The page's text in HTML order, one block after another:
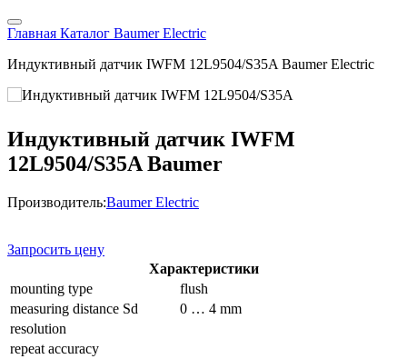
Главная Каталог Baumer Electric
Индуктивный датчик IWFM 12L9504/S35A Baumer Electric
Индуктивный датчик IWFM
12L9504/S35A Baumer
Производитель:Baumer Electric
Запросить цену
Характеристики
mounting type
flush
measuring distance Sd
0 … 4 mm
resolution
repeat accuracy